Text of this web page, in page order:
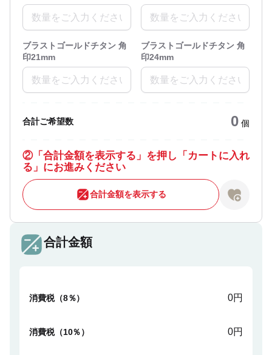
ブラストゴールドチタン 角
印21mm
ブラストゴールドチタン 角
印24mm
合計ご希望数 0 個
②「合計金額を表示する」を押し「カートに入れ
る」にお進みください
合計金額を表示する
合計金額
消費税（8％） 0円
消費税（10％） 0円